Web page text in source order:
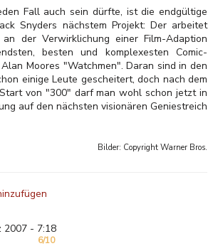
Fall auch sein dürfte, ist die endgültige
Snyders nächstem Projekt: Der arbeitet
an der Verwirklichung einer Film-Adaption
besten und komplexesten Comic-
Moores "Watchmen". Daran sind in den
einige Leute gescheitert, doch nach dem
von "300" darf man wohl schon jetzt in
auf den nächsten visionären Geniestreich
Bilder: Copyright Warner Bros.
2007 - 7:18
6/10